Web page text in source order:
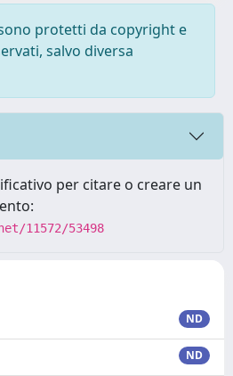
protetti da copyright e
salvo diversa
per citare o creare un
11572/53498
ND
ND